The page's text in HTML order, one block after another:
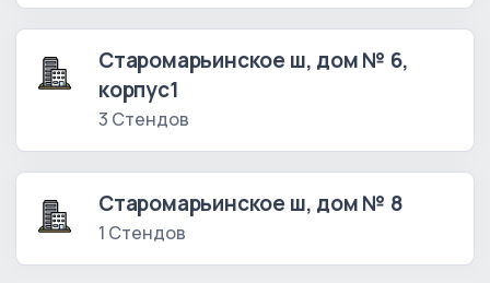
Старомарьинское ш, дом № 6,
корпус1
3 Стендов
Старомарьинское ш, дом № 8
1 Стендов